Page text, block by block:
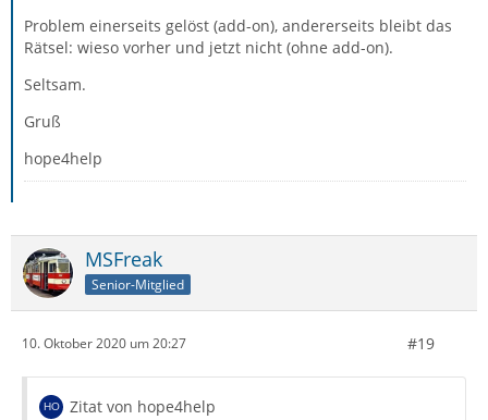
Problem einerseits gelöst (add-on), andererseits bleibt das
Rätsel: wieso vorher und jetzt nicht (ohne add-on).
Seltsam.
Gruß
hope4help
MSFreak
Senior-Mitglied
10. Oktober 2020 um 20:27 #19
Zitat von hope4help